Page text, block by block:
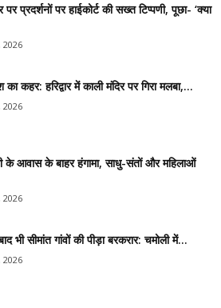
प्रदर्शनों पर हाईकोर्ट की सख्त टिप्पणी, पूछा- ‘क्या
2026
का कहर: हरिद्वार में काली मंदिर पर गिरा मलबा,...
2026
के आवास के बाहर हंगामा, साधु-संतों और महिलाओं
2026
भी सीमांत गांवों की पीड़ा बरकरार: चमोली में...
2026